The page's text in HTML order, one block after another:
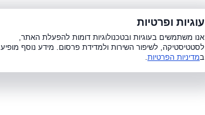
עוגיות ופרטיות
אנו משתמשים בעוגיות ובטכנולוגיות דומות להפעלת האתר,
לסטטיסטיקה, לשיפור השירות ולמדידת פרסום. מידע נוסף מופיע
במדיניות הפרטיות